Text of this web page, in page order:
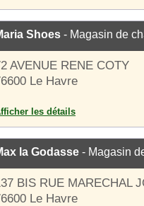
Shoes - Magasin de
AVENUE RENE COTY
Le Havre
les détails
la Godasse - Magasin
BIS RUE MARECHAL
Le Havre